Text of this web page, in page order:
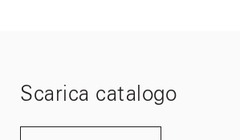
Scarica catalogo